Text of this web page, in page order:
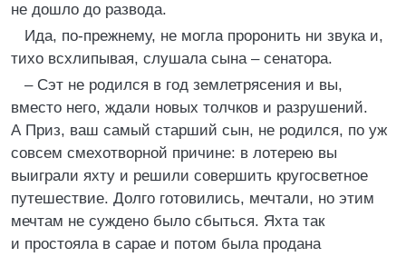
не дошло до развода.
Ида, по-прежнему, не могла проронить ни звука и,
тихо всхлипывая, слушала сына – сенатора.
– Сэт не родился в год землетрясения и вы,
вместо него, ждали новых толчков и разрушений.
А Приз, ваш самый старший сын, не родился, по уж
совсем смехотворной причине: в лотерею вы
выиграли яхту и решили совершить кругосветное
путешествие. Долго готовились, мечтали, но этим
мечтам не суждено было сбыться. Яхта так
и простояла в сарае и потом была продана